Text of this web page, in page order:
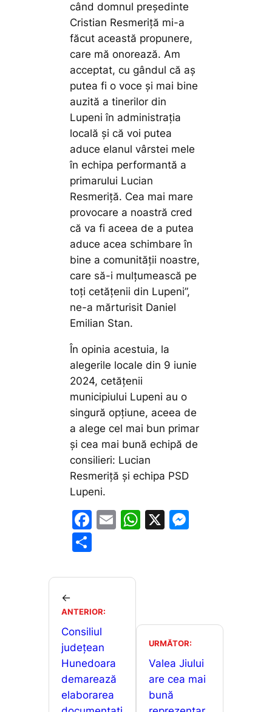
când domnul președinte
Cristian Resmeriță mi-a
făcut această propunere,
care mă onorează. Am
acceptat, cu gândul că aș
putea fi o voce și mai bine
auzită a tinerilor din
Lupeni în administrația
locală și că voi putea
aduce elanul vârstei mele
în echipa performantă a
primarului Lucian
Resmeriță. Cea mai mare
provocare a noastră cred
că va fi aceea de a putea
aduce acea schimbare în
bine a comunității noastre,
care să-i mulțumească pe
toți cetățenii din Lupeni”,
ne-a mărturisit Daniel
Emilian Stan.
În opinia acestuia, la
alegerile locale din 9 iunie
2024, cetățenii
municipiului Lupeni au o
singură opțiune, aceea de
a alege cel mai bun primar
și cea mai bună echipă de
consilieri: Lucian
Resmeriță și echipa PSD
Lupeni.
F
e
o
o
k
E
l
W
p
X
g
er
ta
a
z
ă
←
ANTERIOR:
Consiliul
județean
Hunedoara
demarează
elaborarea
URMĂTOR:
Valea Jiului
are cea mai
bună